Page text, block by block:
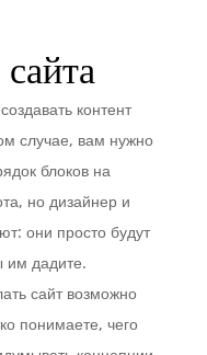
контент
случае, вам нужно
блоков на
но дизайнер и
они просто будут
им дадите.
сайт возможно
понимаете, чего